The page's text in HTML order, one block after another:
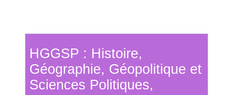
HGGSP : Histoire,
Géographie, Géopolitique et
Sciences Politiques,